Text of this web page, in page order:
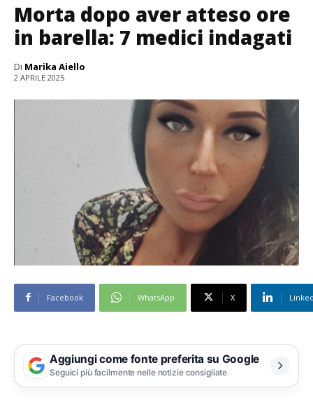
Morta dopo aver atteso ore
in barella: 7 medici indagati
Di Marika Aiello
2 APRILE 2025
Facebook WhatsApp X
Aggiungi come fonte preferita su Google
Seguici più facilmente nelle notizie consigliate